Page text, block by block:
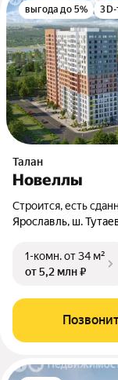
выгода до 5% 3D-
Талан
Новеллы
Строится, есть
Ярославль, ш.
1-комн.от 34 м²
от 5,2 млн ₽